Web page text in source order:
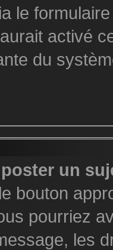
le
activé
du
un
bouton
pourriez
les